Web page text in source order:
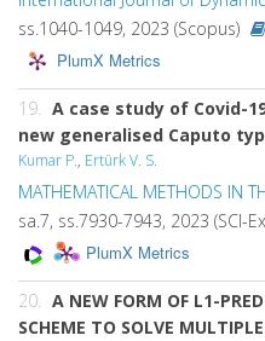
ss.1040-1049, 2023 (Scopus)
PlumX Metrics
19. A case study of Covid-
new generalised Caputo
Kumar P., Ertürk V. S.
MATHEMATICAL METHODS IN
sa.7, ss.7930-7943, 2023 (SCI-
PlumX Metrics
20. A NEW FORM OF L1-
SCHEME TO SOLVE